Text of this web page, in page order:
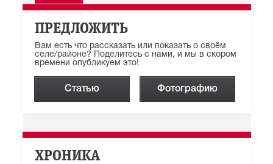
ПРЕДЛОЖИТЬ
Вам есть что рассказать или показать о своём
селе/районе? Поделитесь с нами, и мы в скором
времени опубликуем это!
Статью Фотографию
ХРОНИКА